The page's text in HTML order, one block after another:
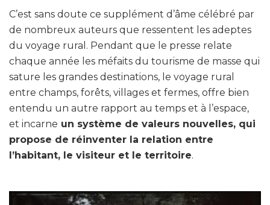
C’est sans doute ce supplément d’âme célébré par
de nombreux auteurs que ressentent les adeptes
du voyage rural. Pendant que le presse relate
chaque année les méfaits du tourisme de masse qui
sature les grandes destinations, le voyage rural
entre champs, forêts, villages et fermes, offre bien
entendu un autre rapport au temps et à l’espace,
et incarne un système de valeurs nouvelles, qui
propose de réinventer la relation entre
l’habitant, le visiteur et le territoire.